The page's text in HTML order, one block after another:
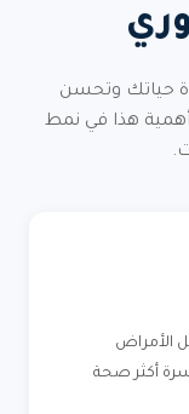
حياتك وتحسن
هذا في نمط
الأمراض
أكثر صحة